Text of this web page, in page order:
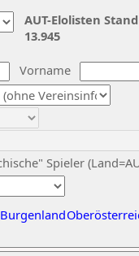
Vorname
Spieler
Burgenland
AUT-Elolisten
13.945